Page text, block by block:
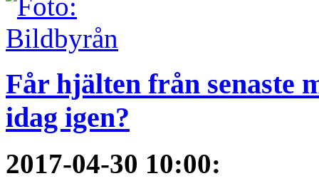
Får hjälten från senaste
idag igen?
2017-04-30 10:00: